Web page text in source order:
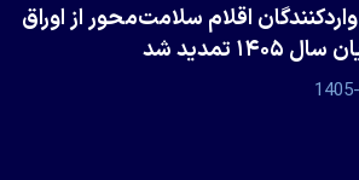
اقلام سلامت‌محور از اوراق
تمدید شد